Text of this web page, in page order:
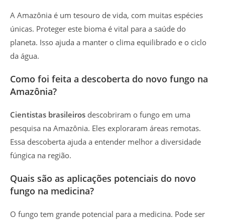
A Amazônia é um tesouro de vida, com muitas espécies
únicas. Proteger este bioma é vital para a saúde do
planeta. Isso ajuda a manter o clima equilibrado e o ciclo
da água.
Como foi feita a descoberta do novo fungo na
Amazônia?
Cientistas brasileiros descobriram o fungo em uma
pesquisa na Amazônia. Eles exploraram áreas remotas.
Essa descoberta ajuda a entender melhor a diversidade
fúngica na região.
Quais são as aplicações potenciais do novo
fungo na medicina?
O fungo tem grande potencial para a medicina. Pode ser